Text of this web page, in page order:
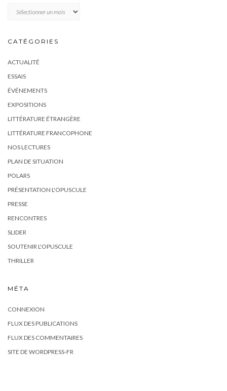
CATÉGORIES
ACTUALITÉ
ESSAIS
ÉVÉNEMENTS
EXPOSITIONS
LITTÉRATURE ÉTRANGÈRE
LITTÉRATURE FRANCOPHONE
NOS LECTURES
PLAN DE SITUATION
POLARS
PRÉSENTATION L'OPUSCULE
PRESSE
RENCONTRES
SLIDER
SOUTENIR L'OPUSCULE
THRILLER
MÉTA
CONNEXION
FLUX DES PUBLICATIONS
FLUX DES COMMENTAIRES
SITE DE WORDPRESS-FR